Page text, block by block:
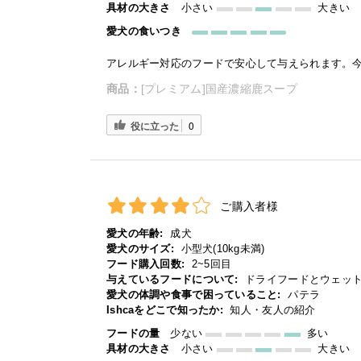
具材の大きさ
小さい
大きい
愛犬の食いつき
アレルギー対応のフードで安心して与えられます。
商品： [プレミアム]国産濃縮鹿スープ
役に立った 0
ご購入者様
愛犬の年齢:
成犬
愛犬のサイズ:
小型犬(10kg未満)
フード購入回数:
2~5回目
与えているフードについて:
ドライフードとウェッ
愛犬の体調や食事で困っていること:
パテラ
Ishcaをどこで知ったか: 知人・友人の紹介
フードの量
少ない
多い
具材の大きさ
小さい
大きい